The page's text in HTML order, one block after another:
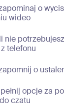
o
wideo
Nie zapominaj
nie
telefonu
Jeśli nie
o
Nie zapomnij o
opcje za
czatu
Uzupełnij